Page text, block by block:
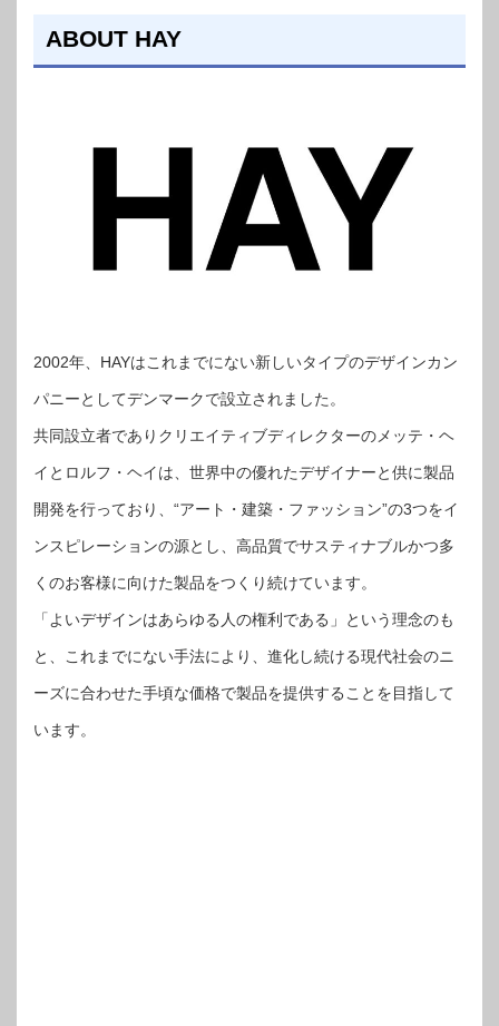
ABOUT HAY
2002年、HAYはこれまでにない新しいタイプのデザインカン
パニーとしてデンマークで設立されました。
共同設立者でありクリエイティブディレクターのメッテ・ヘ
イとロルフ・ヘイは、世界中の優れたデザイナーと供に製品
開発を行っており、“アート・建築・ファッション”の3つをイ
ンスピレーションの源とし、高品質でサスティナブルかつ多
くのお客様に向けた製品をつくり続けています。
「よいデザインはあらゆる人の権利である」という理念のも
と、これまでにない手法により、進化し続ける現代社会のニ
ーズに合わせた手頃な価格で製品を提供することを目指して
います。